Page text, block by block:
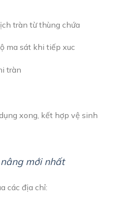
tràn từ thùng chứa
ma sát khi tiếp xuc
tràn
xong, kết hợp vệ sinh
mới nhất
các địa chỉ: